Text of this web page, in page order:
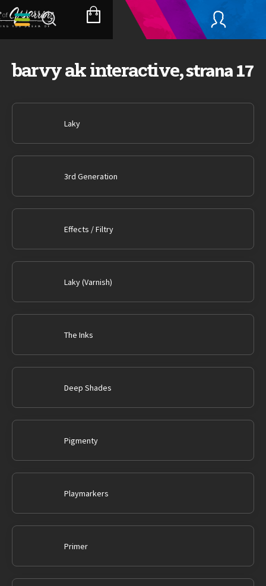
Přejít
na
obsah
NÁKUPNÍ
KOŠÍK
barvy ak interactive, strana 17
Laky
3rd Generation
Effects / Filtry
Laky (Varnish)
The Inks
Deep Shades
Pigmenty
Playmarkers
Primer